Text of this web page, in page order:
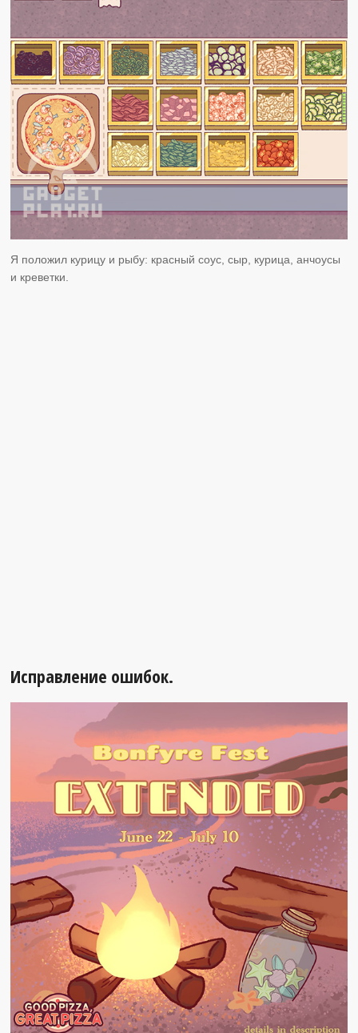
Я положил курицу и рыбу: красный соус, сыр, курица, анчоусы
и креветки.
Исправление ошибок.